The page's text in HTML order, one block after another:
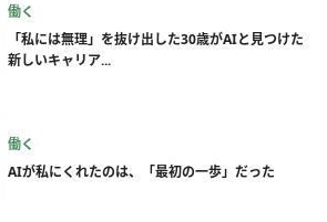
働く
「私には無理」を抜け出した30歳がAIと見つけた
新しいキャリア...
働く
AIが私にくれたのは、「最初の一歩」だった